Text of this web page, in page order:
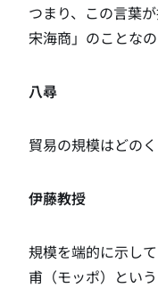
つまり、この言葉
宋海商」のことなの
八尋
貿易の規模はどの
伊藤教授
規模を端的に示し
甫（モッポ）とい